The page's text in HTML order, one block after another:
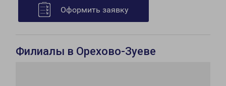
Оформить заявку
Филиалы в Орехово-Зуеве